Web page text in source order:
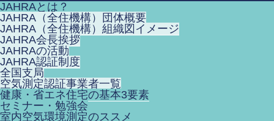
JAHRAとは？
JAHRA（全住機構）団体概要
JAHRA（全住機構）組織図イメージ
JAHRA会長挨拶
JAHRAの活動
JAHRA認証制度
全国支局
空気測定認証事業者一覧
健康・省エネ住宅の基本3要素
セミナー・勉強会
室内空気環境測定のススメ